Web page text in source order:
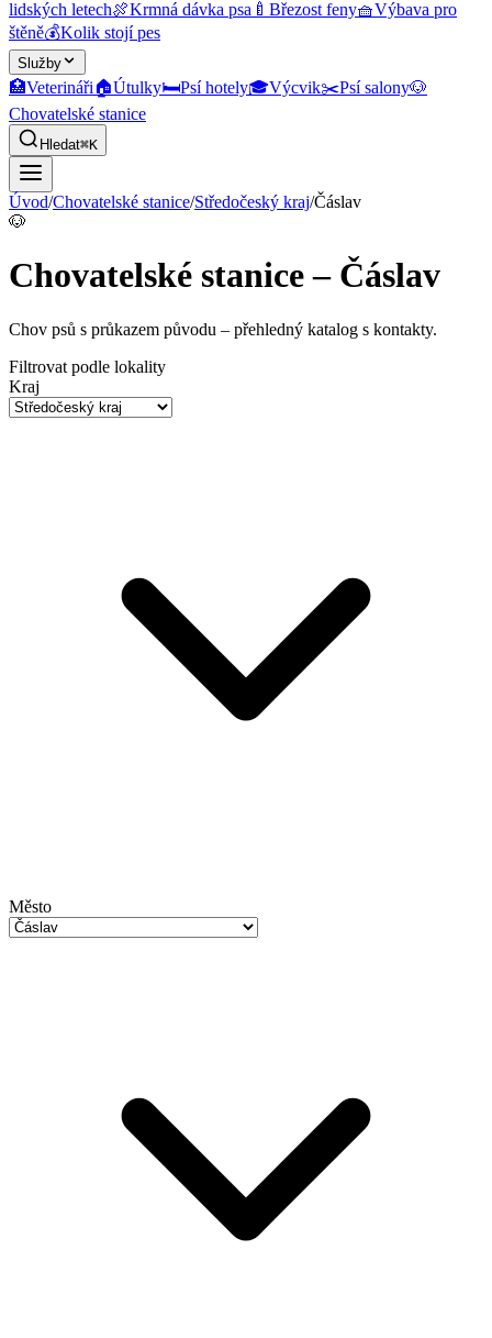
lidských letech🍖Krmná dávka psa 🍼 Březost feny🧺Výbava pro
štěně💰Kolik stojí pes
Služby
🏥Veterináři🏠Útulky🛏️Psí hotely🎓Výcvik✂️Psí salony🐶
Chovatelské stanice
Hledat⌘K
Úvod/Chovatelské stanice/Středočeský kraj/Čáslav
🐶
Chovatelské stanice – Čáslav
Chov psů s průkazem původu – přehledný katalog s kontakty.
Filtrovat podle lokality
Kraj
Město